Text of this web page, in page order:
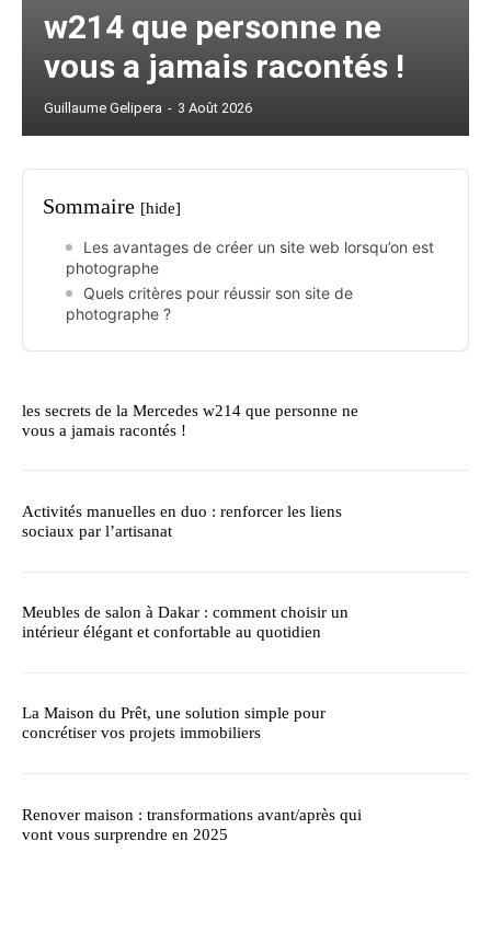
w214 que personne ne
vous a jamais racontés !
Guillaume Gelipera - 3 Août 2026
Sommaire [hide]
Les avantages de créer un site web lorsqu’on est
photographe
Quels critères pour réussir son site de
photographe ?
les secrets de la Mercedes w214 que personne ne
vous a jamais racontés !
Activités manuelles en duo : renforcer les liens
sociaux par l’artisanat
Meubles de salon à Dakar : comment choisir un
intérieur élégant et confortable au quotidien
La Maison du Prêt, une solution simple pour
concrétiser vos projets immobiliers
Renover maison : transformations avant/après qui
vont vous surprendre en 2025